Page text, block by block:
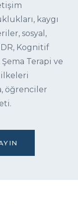
kaygı
sosyal,
Kognitif
Şema Terapi ve
ilkeleri
öğrenciler